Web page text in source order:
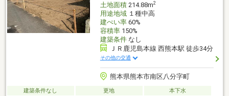
土地面積214.88m2
用途地域１種中高
建ぺい率60%
容積率150%
建築条件なし
ＪＲ鹿児島本線 西熊本駅 徒歩34分
その他の交通
熊本県熊本市南区八分字町
建築条件なし 更地
本下水